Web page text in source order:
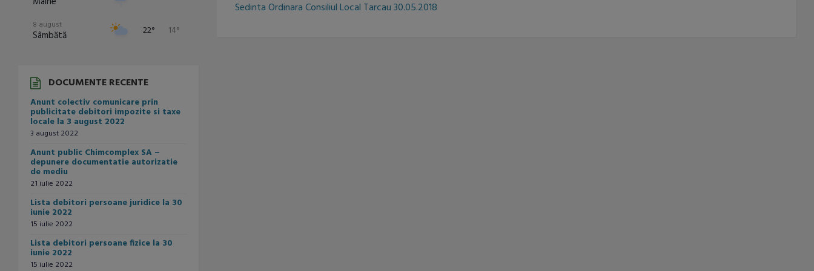
Sedinta Ordinara Consiliul Local Tarcau 30.05.2018
8 august
Sâmbătă 22° 14°
10 august
Luni 28°
11 august
Marți
12 august
Miercuri 31° 18°
DOCUMENTE RECENTE
Anunt colectiv comunicare prin
publicitate debitori impozite si taxe
locale la 3 august 2022
3 august 2022
Anunt public Chimcomplex SA –
depunere documentatie autorizatie
de mediu
21 iulie 2022
Lista debitori persoane juridice la 30
iunie 2022
15 iulie 2022
Lista debitori persoane fizice la 30
iunie 2022
15 iulie 2022